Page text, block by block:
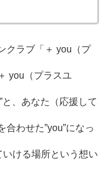
クラブ「＋ you（プ
you（プラスユ
、あなた（応援して
合わせた”you”になっ
いける場所という想い